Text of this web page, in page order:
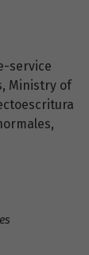
service
Ministry of